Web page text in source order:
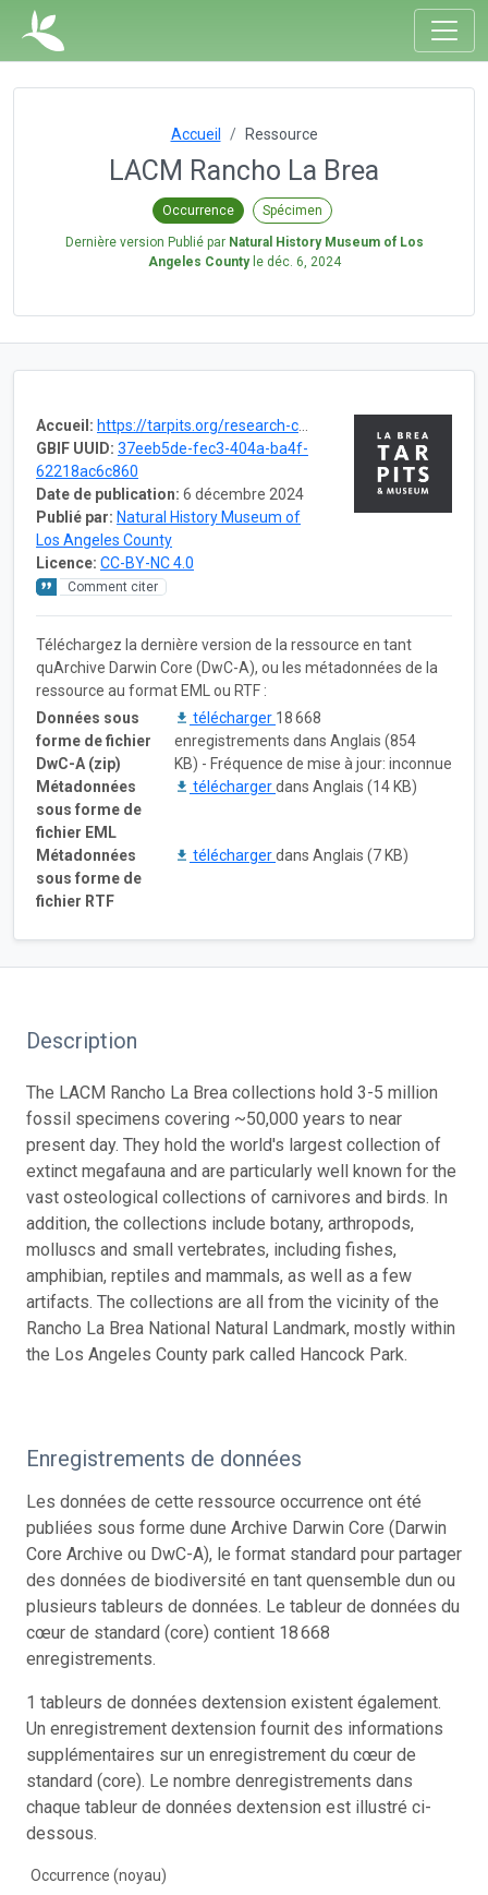
Accueil Ressource
LACM Rancho La Brea
Occurrence Spécimen
Dernière version Publié par Natural History Museum of Los
Angeles Countyle déc. 6, 2024
Accueil: https://tarpits.org/research-collections/tar-pits-collections
GBIF UUID: 37eeb5de-fec3-404a-ba4f-
62218ac6c860
Date de publication: 6 décembre 2024
Publié par: Natural History Museum of
Los Angeles County
Licence: CC-BY-NC 4.0
Comment citer
Téléchargez la dernière version de la ressource en tant
quArchive Darwin Core (DwC-A), ou les métadonnées de la
ressource au format EML ou RTF :
Données sous
forme de fichier
DwC-A (zip)
télécharger 18 668
enregistrements dans Anglais (854
KB) - Fréquence de mise à jour: inconnue
Métadonnées
sous forme de
fichier EML
téléchargerdans Anglais (14 KB)
Métadonnées
sous forme de
fichier RTF
téléchargerdans Anglais (7 KB)
Description
The LACM Rancho La Brea collections hold 3-5 million
fossil specimens covering ~50,000 years to near
present day. They hold the world's largest collection of
extinct megafauna and are particularly well known for the
vast osteological collections of carnivores and birds. In
addition, the collections include botany, arthropods,
molluscs and small vertebrates, including fishes,
amphibian, reptiles and mammals, as well as a few
artifacts. The collections are all from the vicinity of the
Rancho La Brea National Natural Landmark, mostly within
the Los Angeles County park called Hancock Park.
Enregistrements de données
Les données de cette ressource occurrence ont été
publiées sous forme dune Archive Darwin Core (Darwin
Core Archive ou DwC-A), le format standard pour partager
des données de biodiversité en tant quensemble dun ou
plusieurs tableurs de données. Le tableur de données du
cœur de standard (core) contient 18 668
enregistrements.
1 tableurs de données dextension existent également.
Un enregistrement dextension fournit des informations
supplémentaires sur un enregistrement du cœur de
standard (core). Le nombre denregistrements dans
chaque tableur de données dextension est illustré ci-
dessous.
Occurrence (noyau)